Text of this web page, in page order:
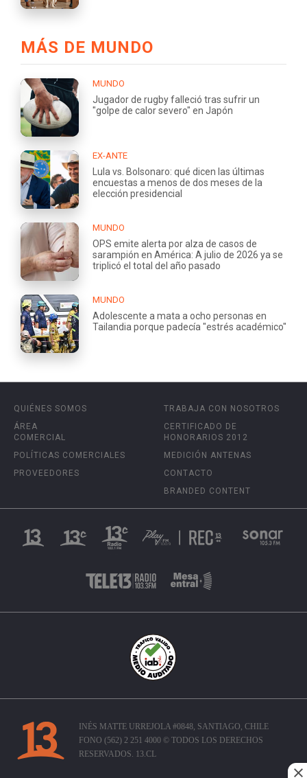
MÁS DE MUNDO
MUNDO
Jugador de rugby falleció tras sufrir un
"golpe de calor severo" en Japón
EX-ANTE
Lula vs. Bolsonaro: qué dicen las últimas
encuestas a menos de dos meses de la
elección presidencial
MUNDO
OPS emite alerta por alza de casos de
sarampión en América: A julio de 2026 ya se
triplicó el total del año pasado
MUNDO
Adolescente a mata a ocho personas en
Tailandia porque padecía "estrés académico"
QUIÉNES SOMOS
ÁREA
COMERCIAL
POLÍTICAS COMERCIALES
PROVEEDORES
TRABAJA CON NOSOTROS
CERTIFICADO DE
HONORARIOS 2012
MEDICIÓN ANTENAS
CONTACTO
BRANDED CONTENT
INÉS MATTE URREJOLA #0848, SANTIAGO, CHILE
FONO (562) 2 251 4000 © TODOS LOS DERECHOS
RESERVADOS. 13.CL